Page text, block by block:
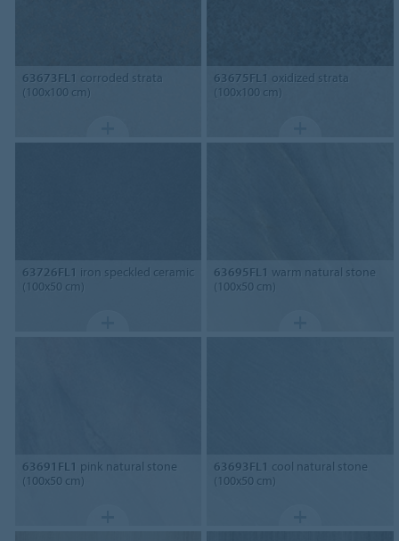
63673FL1 corroded strata
(100x100 cm)
63675FL1 oxidized strata
(100x100 cm)
63726FL1 iron speckled ceramic
(100x50 cm)
63695FL1 warm natural stone
(100x50 cm)
63691FL1 pink natural stone
(100x50 cm)
63693FL1 cool natural stone
(100x50 cm)